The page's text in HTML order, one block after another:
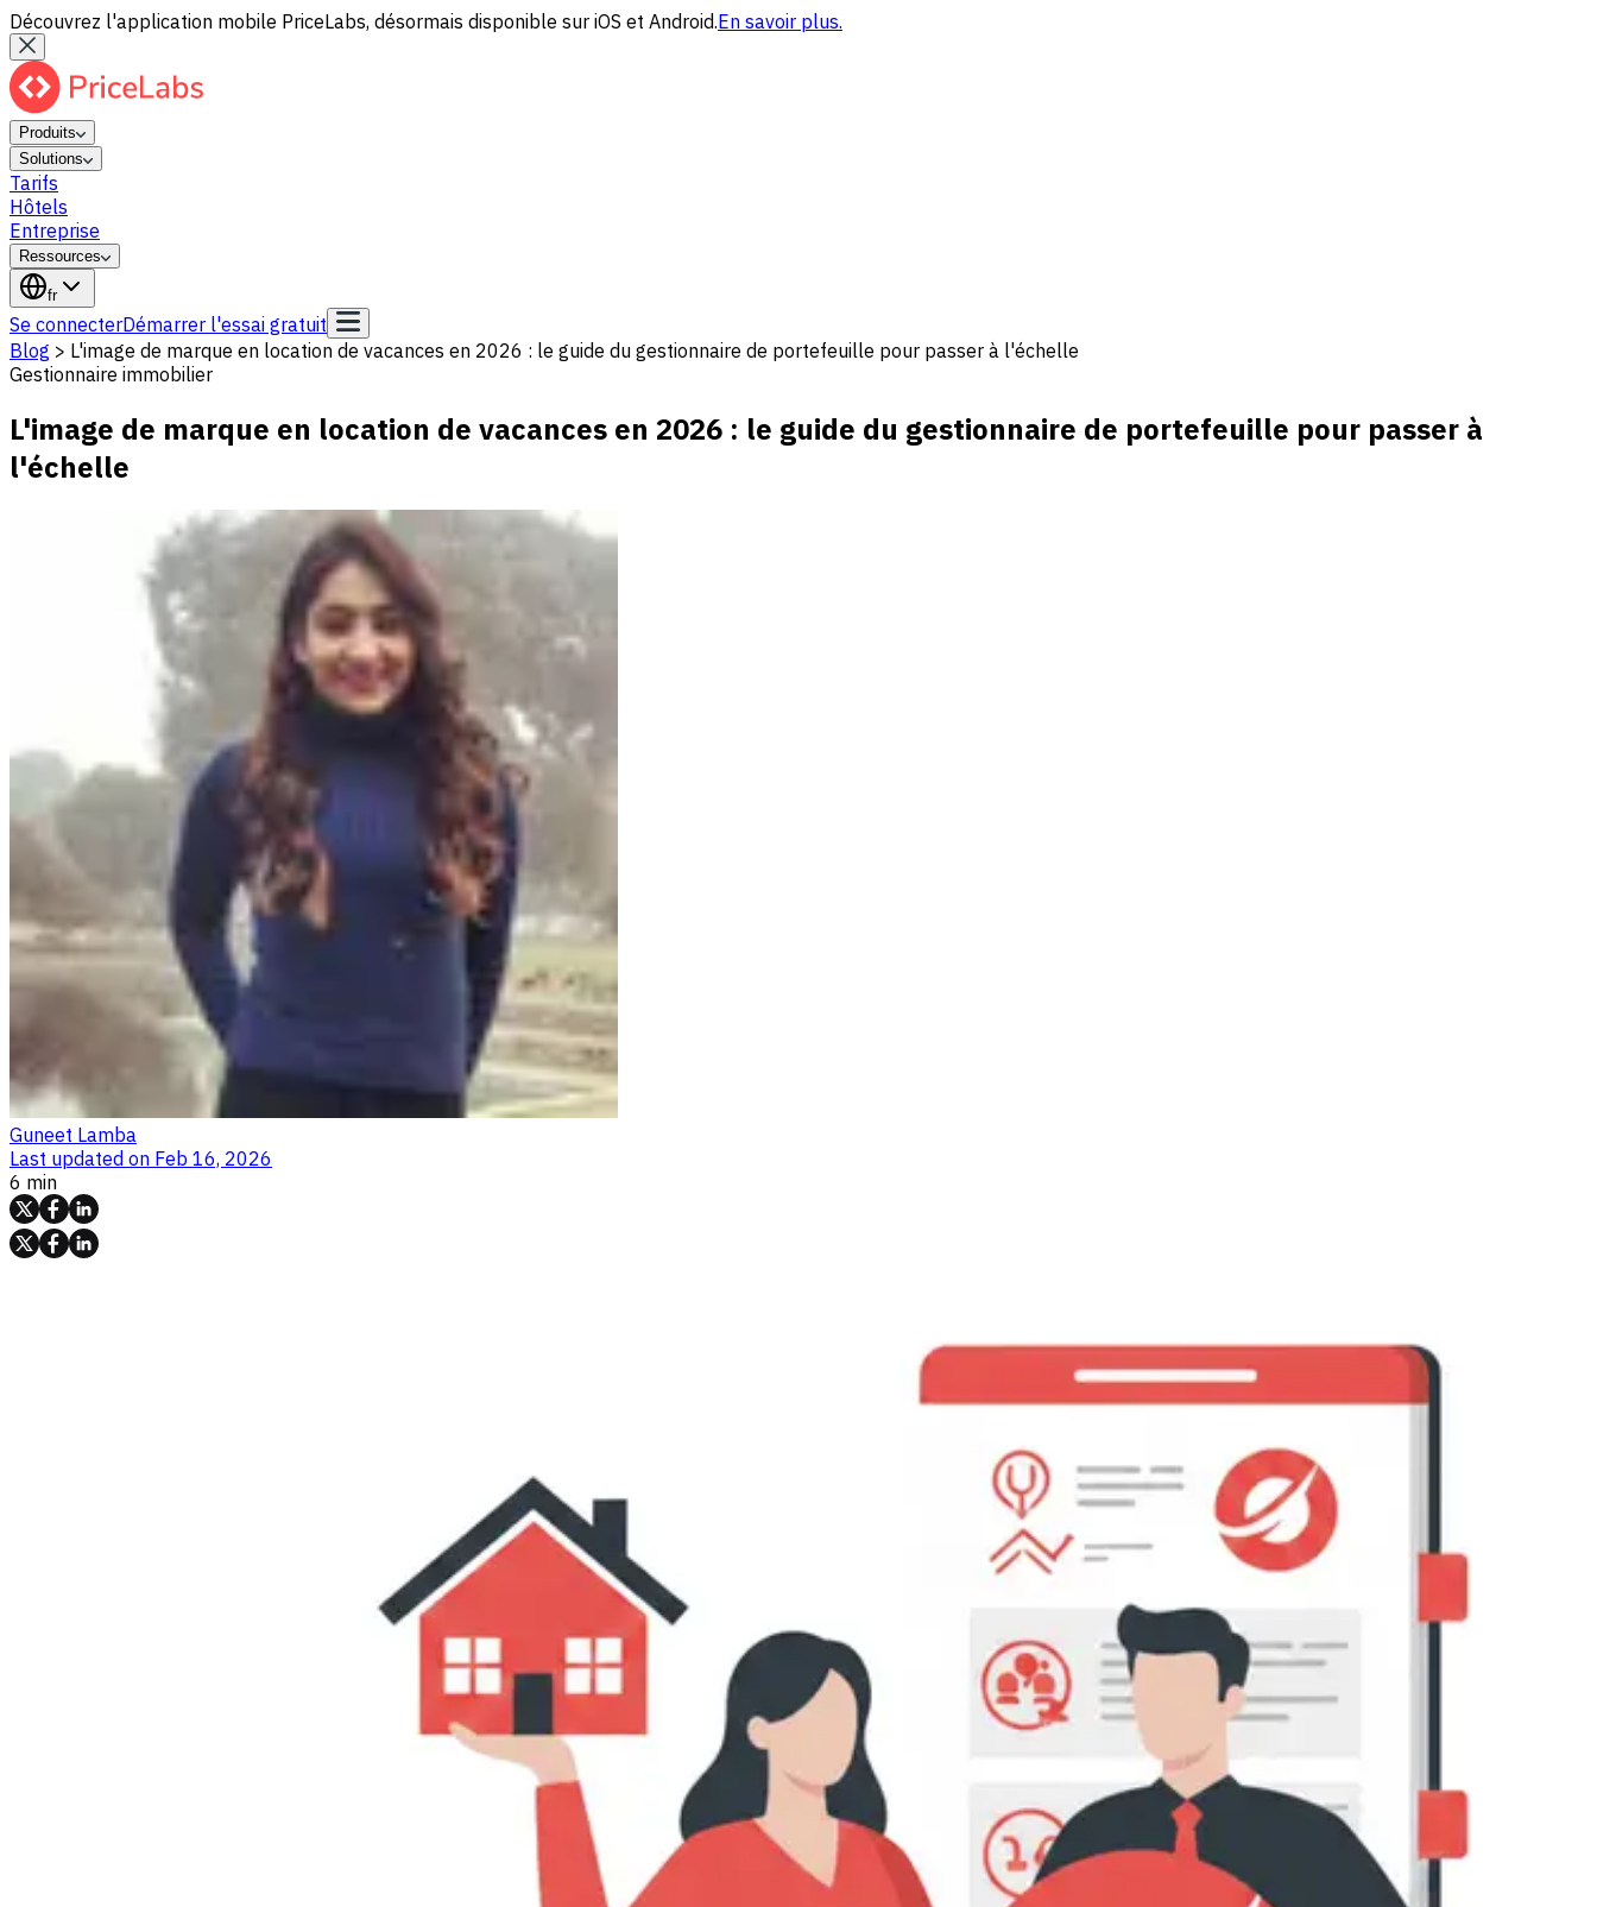
Découvrez l'application mobile PriceLabs, désormais disponible sur iOS et Android.En savoir plus.
Produits
Solutions
Tarifs
Hôtels
Entreprise
Ressources
fr
Se connecterDémarrer l'essai gratuit
Blog > L'image de marque en location de vacances en 2026 : le guide du gestionnaire de portefeuille pour passer à l'échelle
Gestionnaire immobilier
L'image de marque en location de vacances en 2026 : le guide du gestionnaire de portefeuille pour passer à
l'échelle
Guneet Lamba
Last updated on Feb 16, 2026
6 min